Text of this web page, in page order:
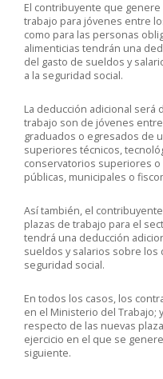
El contribuyente que
trabajo para jóvenes entre
como para las personas
alimenticias tendrán una
del gasto de sueldos y
a la seguridad social.
La deducción adicional será
trabajo son de jóvenes
graduados o egresados de
superiores técnicos,
conservatorios superiores
públicas, municipales o
Así también, el
plazas de trabajo para el
tendrá una deducción
sueldos y salarios sobre los
seguridad social.
En todos los casos, los
en el Ministerio del Trabajo;
respecto de las nuevas
ejercicio en el que se
siguiente.